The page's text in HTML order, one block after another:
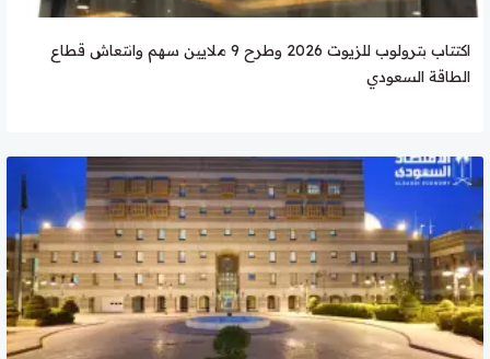
اكتتاب بترولوب للزيوت 2026 وطرح 9 ملايين سهم وانتعاش قطاع
الطاقة السعودي